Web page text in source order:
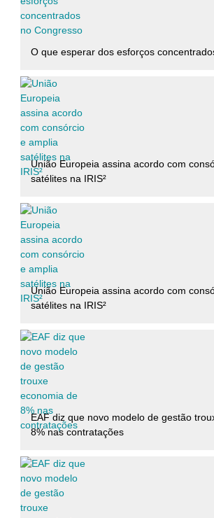
O que esperar dos esforços
União Europeia assina acordo com
satélites na IRIS²
União Europeia assina acordo com
satélites na IRIS²
EAF diz que novo modelo de gestão
8% nas contratações